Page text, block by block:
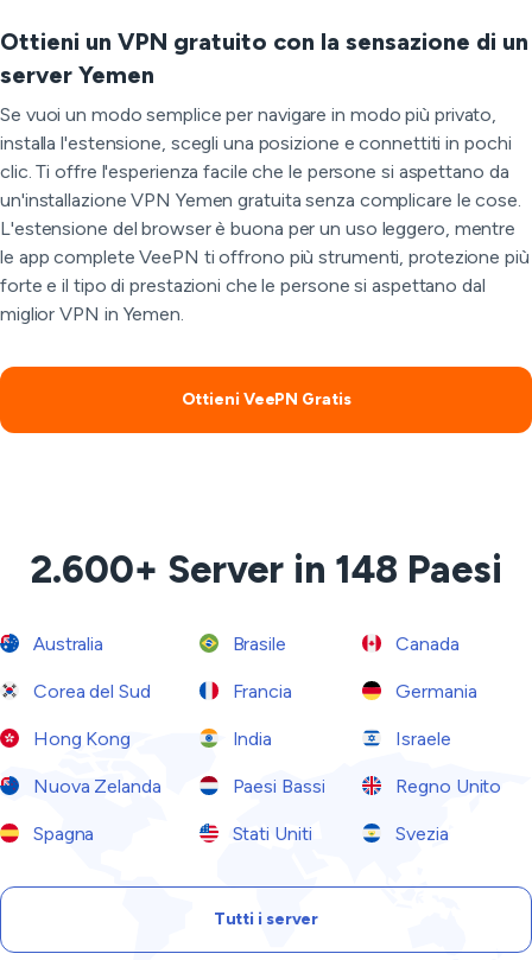
Ottieni un VPN gratuito con la sensazione di un
server Yemen
Se vuoi un modo semplice per navigare in modo più privato,
installa l'estensione, scegli una posizione e connettiti in pochi
clic. Ti offre l'esperienza facile che le persone si aspettano da
un'installazione VPN Yemen gratuita senza complicare le cose.
L'estensione del browser è buona per un uso leggero, mentre
le app complete VeePN ti offrono più strumenti, protezione più
forte e il tipo di prestazioni che le persone si aspettano dal
miglior VPN in Yemen.
Ottieni VeePN Gratis
2.600+ Server in 148 Paesi
Australia Brasile Canada
Corea del Sud Francia Germania
Hong Kong India Israele
Nuova Zelanda Paesi Bassi Regno Unito
Spagna Stati Uniti Svezia
Tutti i server